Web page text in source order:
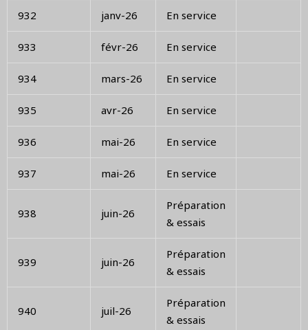
932 janv-26 En service
933 févr-26 En service
934 mars-26 En service
935 avr-26 En service
936 mai-26 En service
937 mai-26 En service
938 juin-26
Préparation
& essais
939 juin-26
Préparation
& essais
940 juil-26
Préparation
& essais